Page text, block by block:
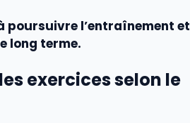
poursuivre l’entraînement et
long terme.
exercices selon le